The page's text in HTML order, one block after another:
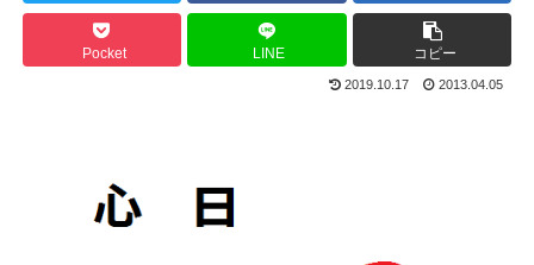
Pocket LINE コピー
2019.10.17 2013.04.05